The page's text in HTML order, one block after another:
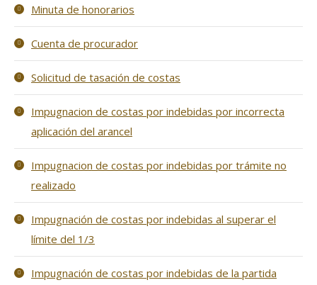
Minuta de honorarios
Cuenta de procurador
Solicitud de tasación de costas
Impugnacion de costas por indebidas por incorrecta
aplicación del arancel
Impugnacion de costas por indebidas por trámite no
realizado
Impugnación de costas por indebidas al superar el
límite del 1/3
Impugnación de costas por indebidas de la partida